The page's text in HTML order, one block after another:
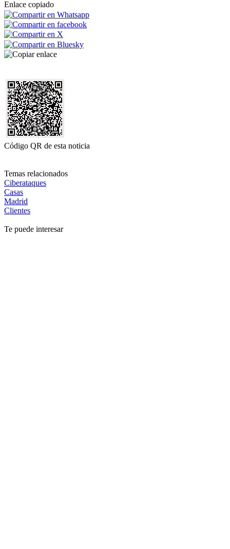
Enlace copiado
Código QR de esta noticia
Temas relacionados
Ciberataques
Casas
Madrid
Clientes
Te puede interesar